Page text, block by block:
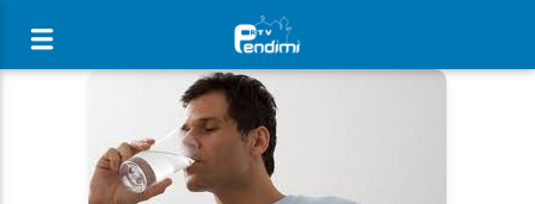
[There are no radio stations in the database]